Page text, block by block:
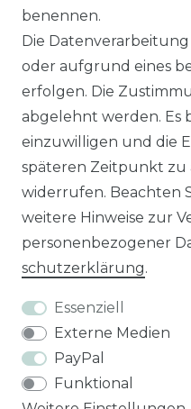
unter:
Unseren
https://b2b-
Wir
Unsere
benennen.
Die
oder aufgrund eines
erfolgen. Die
abgelehnt werden. Es
einzuwilligen und die
späteren Zeitpunkt zu
widerrufen. Beachten
weitere Hinweise zur
personenbezogener
schutz­erklärung.
Essenziell
Externe Medien
PayPal
Funktional